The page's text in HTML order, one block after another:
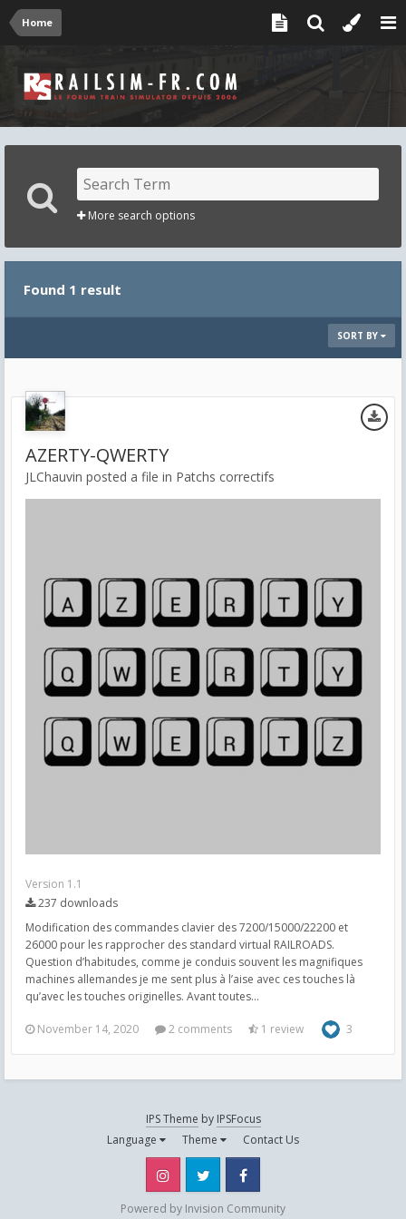
Home
More search options
Found 1 result
SORT BY
AZERTY-QWERTY
JLChauvin posted a file in Patchs correctifs
Version 1.1
237 downloads
Modification des commandes clavier des 7200/15000/22200 et
26000 pour les rapprocher des standard virtual RAILROADS.
Question d’habitudes, comme je conduis souvent les magnifiques
machines allemandes je me sent plus à l’aise avec ces touches là
qu’avec les touches originelles. Avant toutes...
November 14, 2020 2 comments 1 review 3
IPS Theme by IPSFocus
Language
Theme Contact Us
Instagram Twitter
Powered by Invision Community